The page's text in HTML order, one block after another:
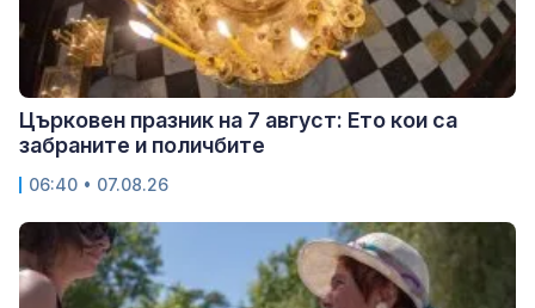
Църковен празник на 7 август: Ето кои са
забраните и поличбите
06:40 • 07.08.26